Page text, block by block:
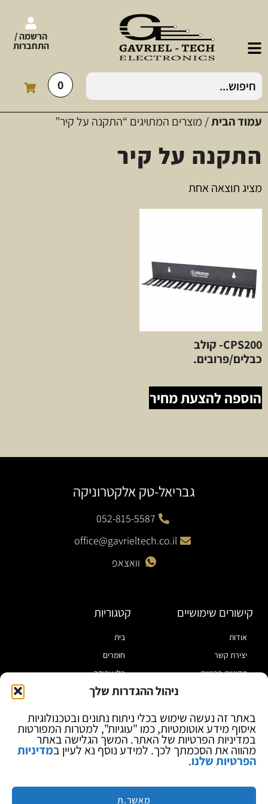
ניהול ההגדרות שלך
באתר זה נעשה שימוש בכלי ניתוח נתונים ובטכנולוגיות
איסוף מידע אוטומטיות, כמו "עוגיות", למטרות המפורטות
במדיניות הפרטיות של האתר. המשך הגלישה באתר
מהווה את הסכמתך לכך. למידע נוסף נא לעיין במדיניות
הפרטיות שלנו.
מאשר.ת
הרשמה /
התחברות
0
עמוד הבית/ מוצרים המתויגים “התקנה על קיר”
התקנה על קיר
מציג תוצאה אחת
CPS200- קולב
כבלים/פרובים.
הוספה להצעת מחיר
גבריאל-טק אלקטרוניקה
052-815-5587
office@gavrieltech.co.il
וואצאפ
קישורים שימושיים
אודות
יצירת קשר
מדיניות פרטיות
בלוג
קטגוריות
בית
חומרים
כלי עבודה
מוצרי הלחמה
ספקי כח ומודדים
ציוד אופטי להגדלה
מותגים